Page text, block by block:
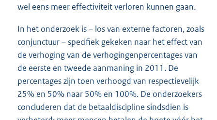
wel eens meer effectiviteit verloren kunnen gaan.
In het onderzoek is – los van externe factoren, zoals
conjunctuur – specifiek gekeken naar het effect van
de verhoging van de verhogingenpercentages van
de eerste en tweede aanmaning in 2011. De
percentages zijn toen verhoogd van respectievelijk
25% en 50% naar 50% en 100%. De onderzoekers
concluderen dat de betaaldiscipline sindsdien is